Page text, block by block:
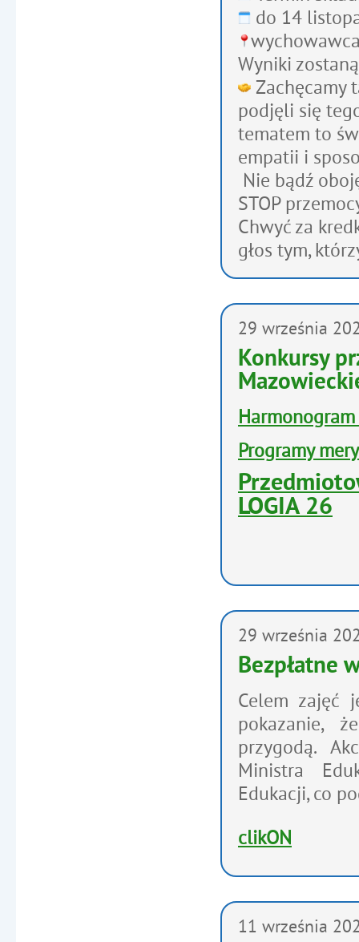
do 14
Wyniki
Zachęcamy
podjęli się
tematem to
empatii i
Nie bądź
STOP
Chwyć za
głos tym,
29 września
Konkursy
Harmonogram
Programy
LOGIA 26
29 września
Bezpłatne
Celem zajęć
pokazanie,
przygodą.
Ministra
Edukacji, co
clikON
11 września